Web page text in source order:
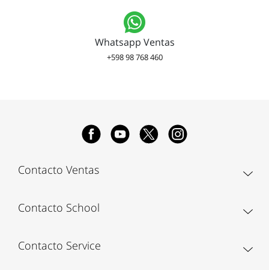
Whatsapp Ventas
+598 98 768 460
Contacto Ventas
Contacto School
Contacto Service